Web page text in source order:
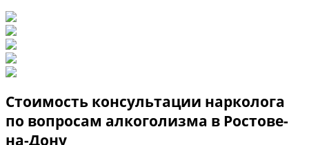
Стоимость консультации нарколога
по вопросам алкоголизма в Ростове-
на-Дону